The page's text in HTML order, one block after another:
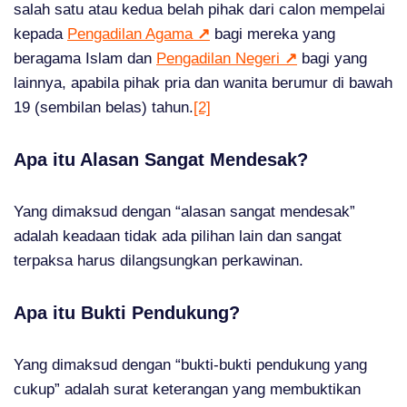
salah satu atau kedua belah pihak dari calon mempelai
kepada Pengadilan Agama ↗ bagi mereka yang
beragama Islam dan Pengadilan Negeri ↗ bagi yang
lainnya, apabila pihak pria dan wanita berumur di bawah
19 (sembilan belas) tahun.[2]
Apa itu Alasan Sangat Mendesak?
Yang dimaksud dengan “alasan sangat mendesak”
adalah keadaan tidak ada pilihan lain dan sangat
terpaksa harus dilangsungkan perkawinan.
Apa itu Bukti Pendukung?
Yang dimaksud dengan “bukti-bukti pendukung yang
cukup” adalah surat keterangan yang membuktikan